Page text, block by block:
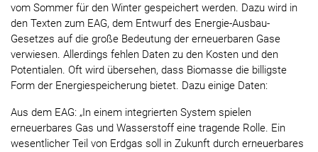
vom Sommer für den Winter gespeichert werden. Dazu wird in
den Texten zum EAG, dem Entwurf des Energie-Ausbau-
Gesetzes auf die große Bedeutung der erneuerbaren Gase
verwiesen. Allerdings fehlen Daten zu den Kosten und den
Potentialen. Oft wird übersehen, dass Biomasse die billigste
Form der Energiespeicherung bietet. Dazu einige Daten:
Aus dem EAG: „In einem integrierten System spielen
erneuerbares Gas und Wasserstoff eine tragende Rolle. Ein
wesentlicher Teil von Erdgas soll in Zukunft durch erneuerbares